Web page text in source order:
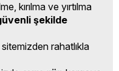
kırılma ve yırtılma
şekilde
sitemizden rahatlıkla